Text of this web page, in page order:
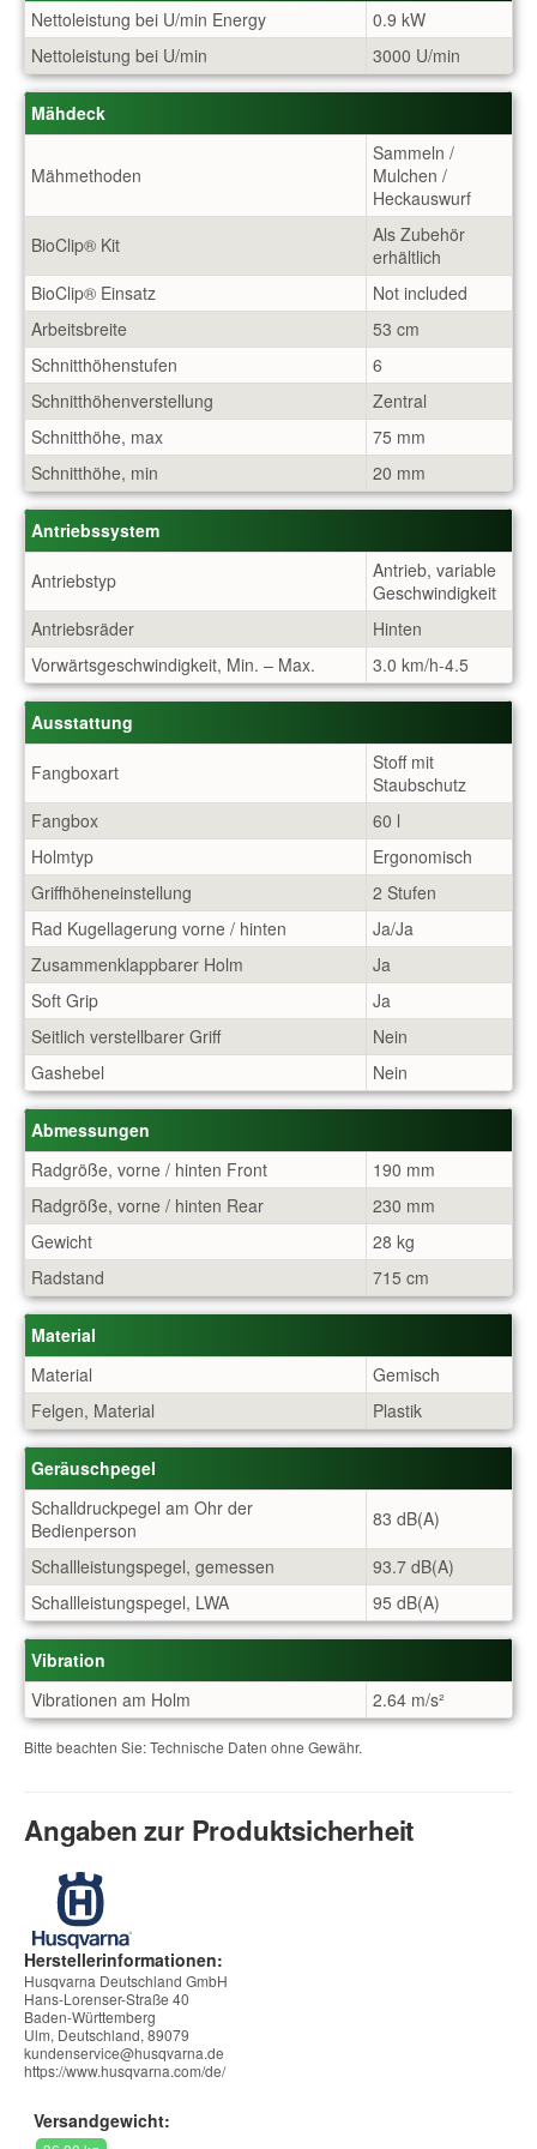
Nettoleistung bei U/min Energy
0.9 kW
Nettoleistung bei U/min
3000 U/min
Mähdeck
Mähmethoden
Sammeln /
Mulchen /
Heckauswurf
BioClip® Kit
Als Zubehör
erhältlich
BioClip® Einsatz
Not included
Arbeitsbreite
53 cm
Schnitthöhenstufen
6
Schnitthöhenverstellung
Zentral
Schnitthöhe, max
75 mm
Schnitthöhe, min
20 mm
Antriebssystem
Antriebstyp
Antrieb, variable
Geschwindigkeit
Antriebsräder
Hinten
Vorwärtsgeschwindigkeit, Min. – Max.
3.0 km/h-4.5
Ausstattung
Fangboxart
Stoff mit
Staubschutz
Fangbox
60 l
Holmtyp
Ergonomisch
Griffhöheneinstellung
2 Stufen
Rad Kugellagerung vorne / hinten
Ja/Ja
Zusammenklappbarer Holm
Ja
Soft Grip
Ja
Seitlich verstellbarer Griff
Nein
Gashebel
Nein
Abmessungen
Radgröße, vorne / hinten Front
190 mm
Radgröße, vorne / hinten Rear
230 mm
Gewicht
28 kg
Radstand
715 cm
Material
Material
Gemisch
Felgen, Material
Plastik
Geräuschpegel
Schalldruckpegel am Ohr der
Bedienperson
83 dB(A)
Schallleistungspegel, gemessen
93.7 dB(A)
Schallleistungspegel, LWA
95 dB(A)
Vibration
Vibrationen am Holm
2.64 m/s²
Bitte beachten Sie: Technische Daten ohne Gewähr.
Angaben zur Produktsicherheit
Herstellerinformationen:
Husqvarna Deutschland GmbH
Hans-Lorenser-Straße 40
Baden-Württemberg
Ulm, Deutschland, 89079
kundenservice@husqvarna.de
https://www.husqvarna.com/de/
Versandgewicht: